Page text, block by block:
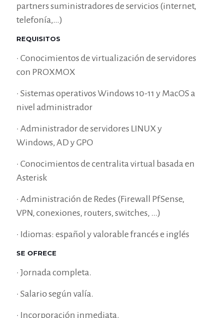
partners suministradores de servicios (internet,
telefonía,…)
REQUISITOS
• Conocimientos de virtualización de servidores
con PROXMOX
• Sistemas operativos Windows 10-11 y MacOS a
nivel administrador
• Administrador de servidores LINUX y
Windows, AD y GPO
• Conocimientos de centralita virtual basada en
Asterisk
• Administración de Redes (Firewall PfSense,
VPN, conexiones, routers, switches, …)
• Idiomas: español y valorable francés e inglés
SE OFRECE
• Jornada completa.
• Salario según valía.
• Incorporación inmediata.